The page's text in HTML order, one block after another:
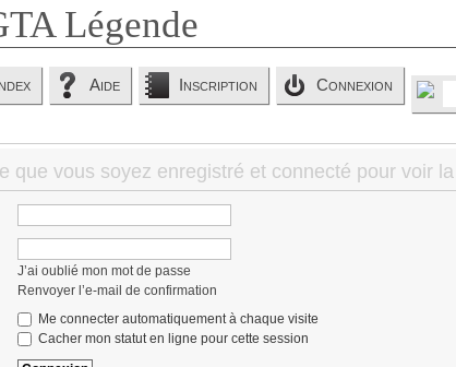
Légende
Aide Inscription Connexion
que vous soyez enregistré et connecté pour voir
J’ai oublié mon mot de passe
Renvoyer l’e-mail de confirmation
Me connecter automatiquement à chaque visite
Cacher mon statut en ligne pour cette session